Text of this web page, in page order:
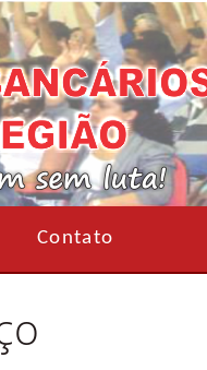
Contato